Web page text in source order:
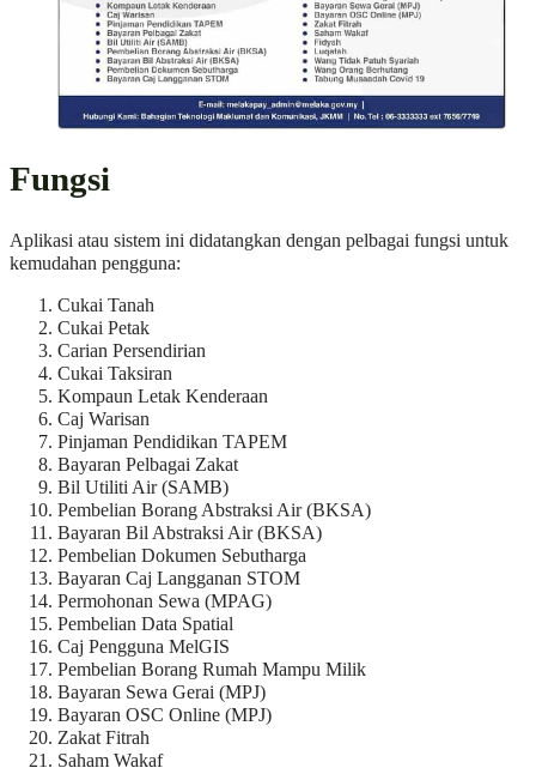
Fungsi
Aplikasi atau sistem ini didatangkan dengan pelbagai fungsi untuk
kemudahan pengguna:
Cukai Tanah
Cukai Petak
Carian Persendirian
Cukai Taksiran
Kompaun Letak Kenderaan
Caj Warisan
Pinjaman Pendidikan TAPEM
Bayaran Pelbagai Zakat
Bil Utiliti Air (SAMB)
Pembelian Borang Abstraksi Air (BKSA)
Bayaran Bil Abstraksi Air (BKSA)
Pembelian Dokumen Sebutharga
Bayaran Caj Langganan STOM
Permohonan Sewa (MPAG)
Pembelian Data Spatial
Caj Pengguna MelGIS
Pembelian Borang Rumah Mampu Milik
Bayaran Sewa Gerai (MPJ)
Bayaran OSC Online (MPJ)
Zakat Fitrah
Saham Wakaf